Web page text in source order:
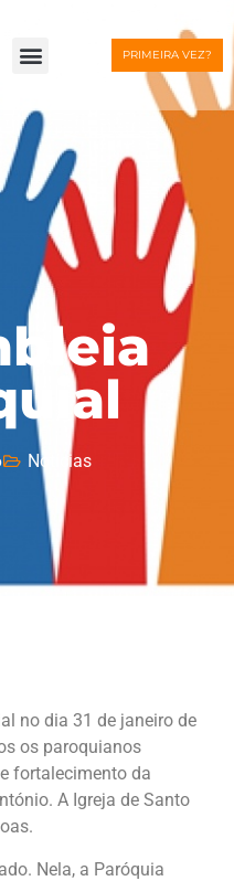
PRIMEIRA VEZ?
Notícias
no dia 31 de janeiro de
os paroquianos
fortalecimento da
A Igreja de Santo
Nela, a Paróquia